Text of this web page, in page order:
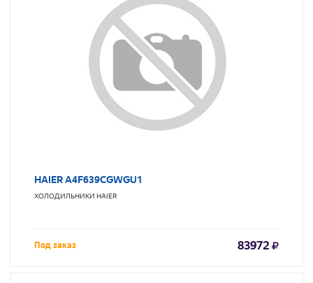
HAIER A4F639CGWGU1
ХОЛОДИЛЬНИКИ HAIER
Под заказ 83972